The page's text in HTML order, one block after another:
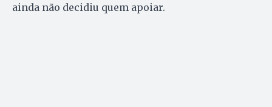
ainda não decidiu quem apoiar.